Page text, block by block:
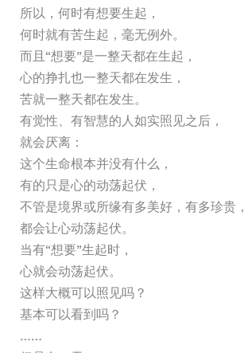
所以，何时有想要生起，
何时就有苦生起，毫无例外。
而且“想要”是一整天都在生起，
心的挣扎也一整天都在发生，
苦就一整天都在发生。
有觉性、有智慧的人如实照见之后，
就会厌离：
这个生命根本并没有什么，
有的只是心的动荡起伏，
不管是境界或所缘有多美好，有多珍贵，
都会让心动荡起伏。
当有“想要”生起时，
心就会动荡起伏。
这样大概可以照见吗？
基本可以看到吗？
……